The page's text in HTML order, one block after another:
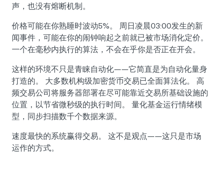
声，也没有熔断机制。
价格可能在你熟睡时波动5%。 周日凌晨03:00发生的新
闻事件，可能在你的闹钟响起之前就已被市场消化定价。
一个在毫秒内执行的算法，不会在乎你是否正在开会。
这样的环境不只是青睐自动化——它简直是为自动化量身
打造的。 大多数机构级加密货币交易已全面算法化。 高
频交易公司将服务器部署在尽可能靠近交易所基础设施的
位置，以节省微秒级的执行时间。 量化基金运行情绪模
型，同步扫描数千个数据来源。
速度最快的系统赢得交易。 这不是观点——这只是市场
运作的方式。